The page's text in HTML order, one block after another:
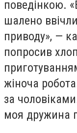
поведінкою.
шалено
приводу», —
попросив
жіноча
за
моя дружина